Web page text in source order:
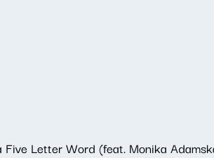
Letter Word (feat. Monika